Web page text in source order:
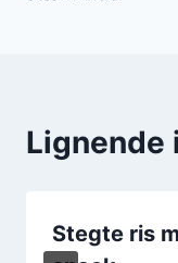
Stegte ris